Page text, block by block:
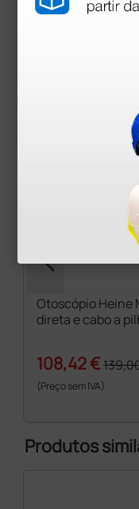
Pode ser
Otoscópio Heine
direta e cabo a
108,42 €
(Preço sem IVA)
Produtos